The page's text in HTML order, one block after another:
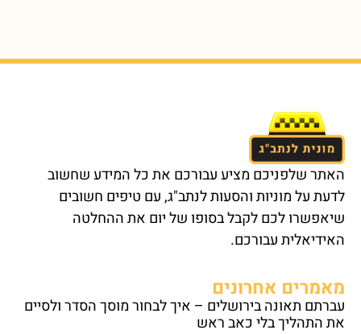
האתר שלפניכם מציע עבורכם את כל המידע שחשוב
לדעת על מוניות והסעות לנתב"ג, עם טיפים חשובים
שיאפשרו לכם לקבל בסופו של יום את ההחלטה
האידיאלית עבורכם.
מאמרים אחרונים
עברתם תאונה בירושלים – איך לבחור מוסך הסדר ולסיים
את התהליך בלי כאב ראש